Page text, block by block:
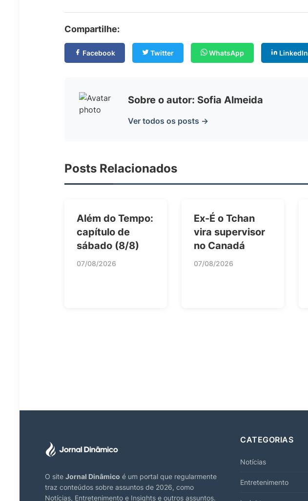
Compartilhe:
Facebook Twitter WhatsApp LinkedIn
Sobre o autor: Sofia Almeida
Ver todos os posts →
Posts Relacionados
Além do Tempo:
capítulo de
sábado (8/8)
07/08/2026
Ex-É o Tchan
vira supervisor
no Canadá
07/08/2026
O site Jornal Dinâmico é um portal que regularmente
traz conteúdos sobre assuntos de 2026, como
Notícias, Entretenimento e Insights e outros assuntos.
CATEGORIAS
Notícias
Entretenimento